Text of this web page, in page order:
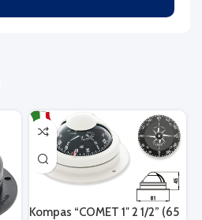
Kompas “COMET 1″ 2 1/2” (65